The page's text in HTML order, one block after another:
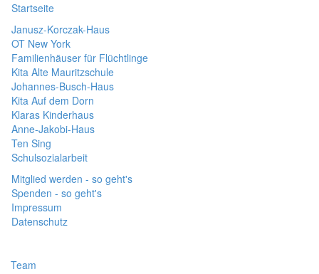
Startseite
Janusz-Korczak-Haus
OT New York
Familienhäuser für Flüchtlinge
Kita Alte Mauritzschule
Johannes-Busch-Haus
Kita Auf dem Dorn
Klaras Kinderhaus
Anne-Jakobi-Haus
Ten Sing
Schulsozialarbeit
Mitglied werden - so geht's
Spenden - so geht's
Impressum
Datenschutz
Team